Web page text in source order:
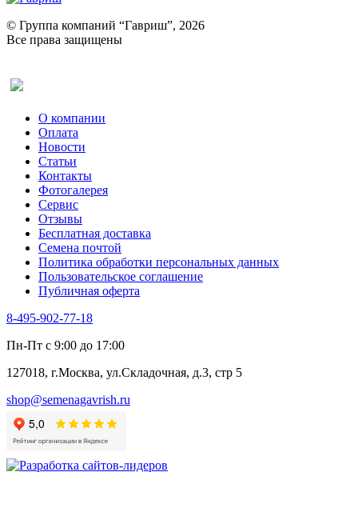
Ревень
Рукола
Рута
Тмин
Трава для чая
Туласи
Укроп
Фенхель пряный
Хризантема овощная
Цикорий пряный
Цикорий салатный (Витлуф)
Черемша
Шпинат
Щавель
Эндивий
Эстрагон
Алтей
Бессмертник
Валериана
Валерианелла
Гибискус лекарственный
Девясил
Душица
Змееголовник
© Группа компаний “Гавриш”, 2026
Все права защищены
О компании
Оплата
Новости
Статьи
Контакты
Фотогалерея​
Сервис
Отзывы
Бесплатная доставка
Семена почтой
Политика обработки персональных данных
Пользовательское соглашение
Публичная оферта
8-495-902-77-18
Пн-Пт с 9:00 до 17:00
127018, г.Москва, ул.Складочная, д.3, стр 5
shop@semenagavrish.ru